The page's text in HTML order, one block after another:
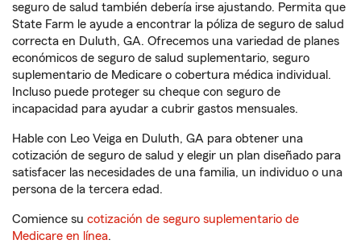
seguro de salud también debería irse ajustando. Permita que
State Farm le ayude a encontrar la póliza de seguro de salud
correcta en Duluth, GA. Ofrecemos una variedad de planes
económicos de seguro de salud suplementario, seguro
suplementario de Medicare o cobertura médica individual.
Incluso puede proteger su cheque con seguro de
incapacidad para ayudar a cubrir gastos mensuales.
Hable con Leo Veiga en Duluth, GA para obtener una
cotización de seguro de salud y elegir un plan diseñado para
satisfacer las necesidades de una familia, un individuo o una
persona de la tercera edad.
Comience su cotización de seguro suplementario de
Medicare en línea.